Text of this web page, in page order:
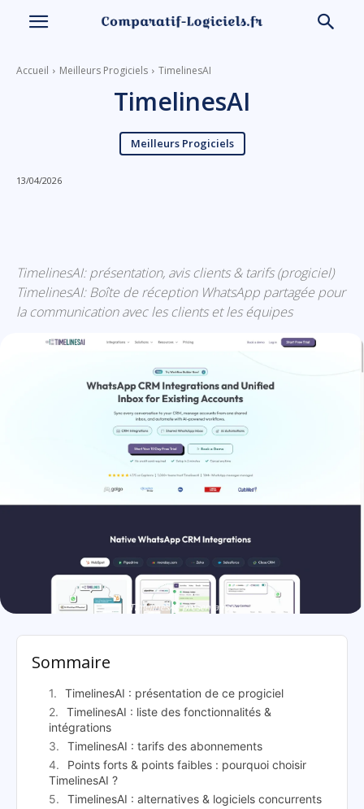
Accueil Meilleurs Progiciels TimelinesAI
TimelinesAI
Meilleurs Progiciels
13/04/2026
TimelinesAI: présentation, avis clients & tarifs (progiciel)
TimelinesAI: Boîte de réception WhatsApp partagée pour
la communication avec les clients et les équipes
TimelinesAI: présentation
Sommaire
TimelinesAI : présentation de ce progiciel
TimelinesAI : liste des fonctionnalités &
intégrations
TimelinesAI : tarifs des abonnements
Points forts & points faibles : pourquoi choisir
TimelinesAI ?
TimelinesAI : alternatives & logiciels concurrents